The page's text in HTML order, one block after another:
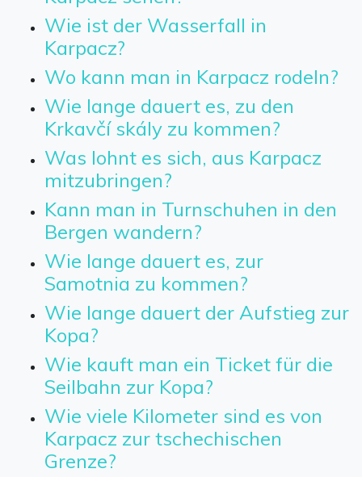
Wie ist der Wasserfall in
Karpacz?
Wo kann man in Karpacz rodeln?
Wie lange dauert es, zu den
Krkavčí skály zu kommen?
Was lohnt es sich, aus Karpacz
mitzubringen?
Kann man in Turnschuhen in den
Bergen wandern?
Wie lange dauert es, zur
Samotnia zu kommen?
Wie lange dauert der Aufstieg zur
Kopa?
Wie kauft man ein Ticket für die
Seilbahn zur Kopa?
Wie viele Kilometer sind es von
Karpacz zur tschechischen
Grenze?